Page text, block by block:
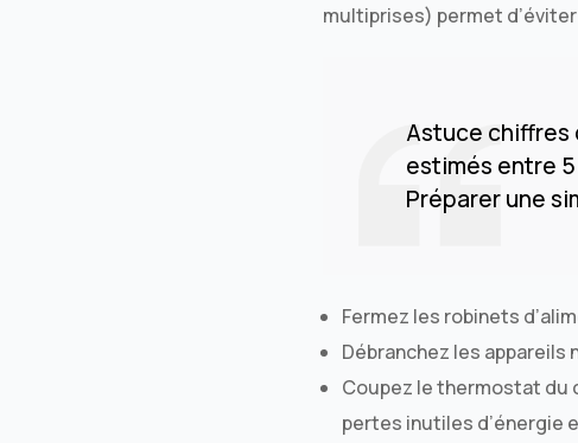
multiprises) permet
Astuce chiffres
estimés entre 5
Préparer une
Fermez les robinets
Débranchez les
Coupez le thermostat
pertes inutiles d’énergie